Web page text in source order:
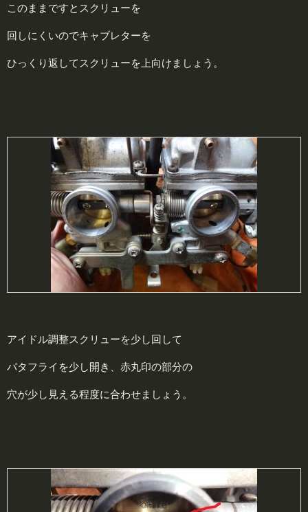
このままですとスクリューを
回しにくいのでキャブレターを
ひっくり返してスクリューを上向けましょう。
アイドル調整スクリューを少し回して
バタフライを少し開き、赤丸印の部分の
穴が少し見える程度に合わせましょう。